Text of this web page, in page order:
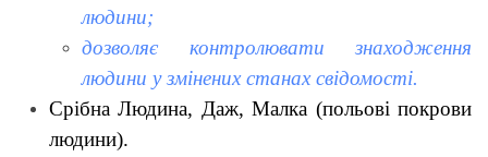
людини;
дозволяє контролювати знаходження
людини у змінених станах свідомості.
Срібна Людина, Даж, Малка (польові покрови
людини).